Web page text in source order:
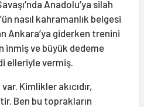
Anadolu’ya silah
nasıl kahramanlık belgesi
Ankara’ya giderken trenini
inmiş ve büyük dedeme
elleriyle vermiş.
Kimlikler akıcıdır,
Ben bu toprakların